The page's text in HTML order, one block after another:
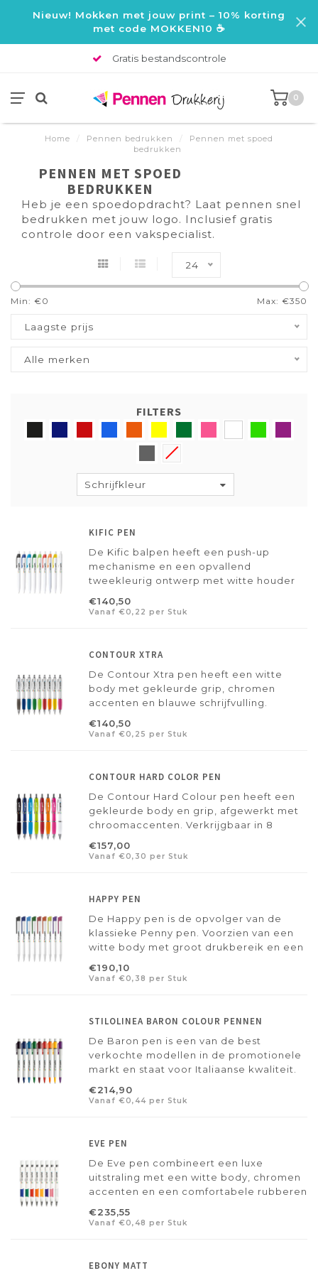
Nieuw! Mokken met jouw print – 10% korting
met code MOKKEN10 ☕
Gratis bestandscontrole
0
Home / Pennen bedrukken /
Pennen met spoed
bedrukken
PENNEN MET SPOED
BEDRUKKEN
Heb je een spoedopdracht? Laat pennen snel
bedrukken met jouw logo. Inclusief gratis
controle door een vakspecialist.
24
Min: €0 Max: €350
Laagste prijs
Alle merken
FILTERS
Schrijfkleur
KIFIC PEN
De Kific balpen heeft een push-up
mechanisme en een opvallend
tweekleurig ontwerp met witte houder
blauwe inkt en een ruim bedrukvlak, al te
€140,50
Vanaf €0,22 per Stuk
CONTOUR XTRA
De Contour Xtra pen heeft een witte
body met gekleurde grip, chromen
accenten en blauwe schrijfvulling.
personaliseren met full color bedrukking
€140,50
Vanaf €0,25 per Stuk
CONTOUR HARD COLOR PEN
De Contour Hard Colour pen heeft een
gekleurde body en grip, afgewerkt met
chroomaccenten. Verkrijgbaar in 8
met jouw logo of tekst vanaf 25 stuks:
€157,00
Vanaf €0,30 per Stuk
HAPPY PEN
De Happy pen is de opvolger van de
klassieke Penny pen. Voorzien van een
witte body met groot drukbereik en een
diverse kleuren en al te bedrukken vanaf
€190,10
Vanaf €0,38 per Stuk
STILOLINEA BARON COLOUR PENNEN
De Baron pen is een van de best
verkochte modellen in de promotionele
markt en staat voor Italiaanse kwaliteit.
meegaat en prettig schrijft zonder
€214,90
Vanaf €0,44 per Stuk
EVE PEN
De Eve pen combineert een luxe
uitstraling met een witte body, chromen
accenten en een comfortabele rubberen
met jouw logo of tekst en al leverbaar
€235,55
Vanaf €0,48 per Stuk
EBONY MATT